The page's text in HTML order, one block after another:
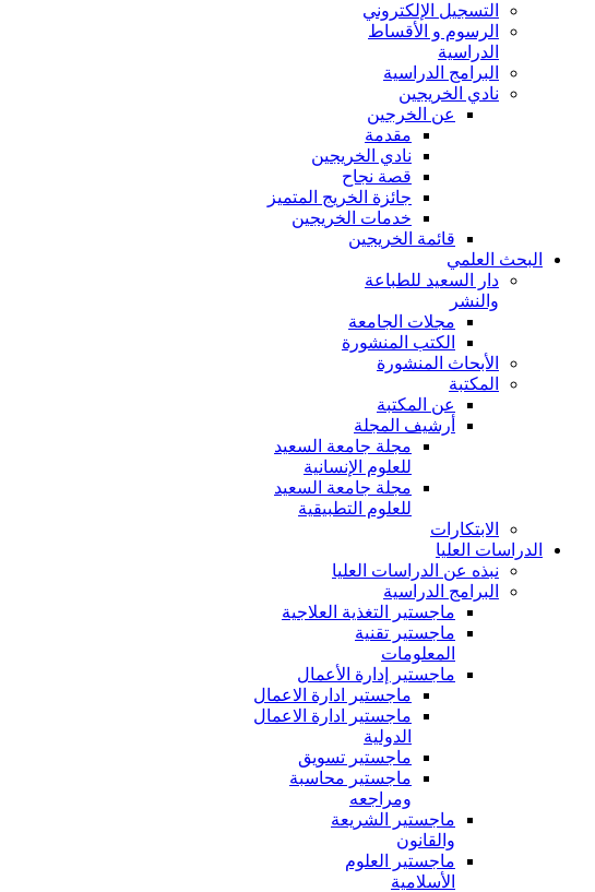
التسجيل الإلكتروني
الرسوم و الأقساط
الدراسية
البرامج الدراسية
نادي الخريجين
عن الخرجين
مقدمة
نادي الخريجين
قصة نجاح
جائزة الخريج المتميز
خدمات الخريجين
قائمة الخريجين
البحث العلمي
دار السعيد للطباعة
والنشر
مجلات الجامعة
الكتب المنشورة
الأبحاث المنشورة
المكتبة
عن المكتبة
أرشيف المجلة
مجلة جامعة السعيد
للعلوم الإنسانية
مجلة جامعة السعيد
للعلوم التطبيقية
الابتكارات
الدراسات العليا
نبذه عن الدراسات العليا
البرامج الدراسية
ماجستير التغذية العلاجية
ماجستير تقنية
المعلومات
ماجستير إدارة الأعمال
ماجستير ادارة الاعمال
ماجستير ادارة الاعمال
الدولية
ماجستير تسويق
ماجستير محاسبة
ومراجعه
ماجستير الشريعة
والقانون
ماجستير العلوم
الأسلامية